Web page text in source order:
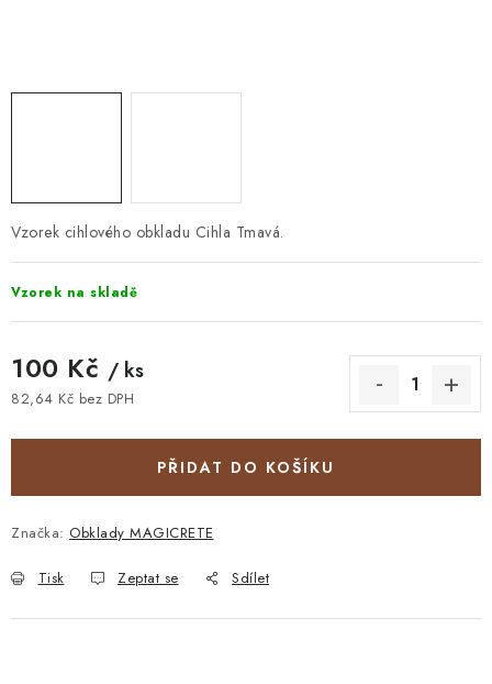
OBCHODNÍ PODMÍNKY
REKLAMAČNÍ ŘÁD
Vzorek cihlového obkladu Cihla Tmavá.
Vzorek na skladě
100 Kč / ks
82,64 Kč bez DPH
PŘIDAT DO KOŠÍKU
Značka: Obklady MAGICRETE
Tisk Zeptat se Sdílet